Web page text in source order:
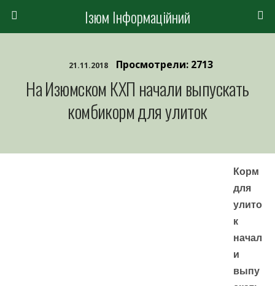
Ізюм Інформаційний
21.11.2018 Просмотрели: 2713
На Изюмском КХП начали выпускать
комбикорм для улиток
Корм
для
улито
к
начал
и
выпу